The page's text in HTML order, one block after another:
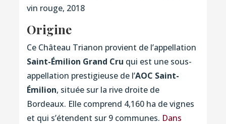
vin rouge, 2018
Origine
Ce Château Trianon provient de l’appellation
Saint-Émilion Grand Cru qui est une sous-
appellation prestigieuse de l’AOC Saint-
Émilion, située sur la rive droite de
Bordeaux. Elle comprend 4,160 ha de vignes
et qui s’étendent sur 9 communes. Dans